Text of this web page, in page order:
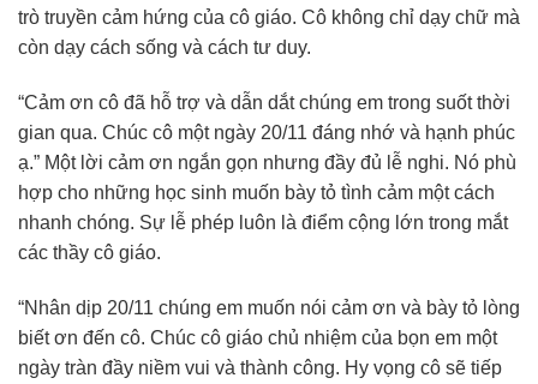
trò truyền cảm hứng của cô giáo. Cô không chỉ dạy chữ mà
còn dạy cách sống và cách tư duy.
“Cảm ơn cô đã hỗ trợ và dẫn dắt chúng em trong suốt thời
gian qua. Chúc cô một ngày 20/11 đáng nhớ và hạnh phúc
ạ.” Một lời cảm ơn ngắn gọn nhưng đầy đủ lễ nghi. Nó phù
hợp cho những học sinh muốn bày tỏ tình cảm một cách
nhanh chóng. Sự lễ phép luôn là điểm cộng lớn trong mắt
các thầy cô giáo.
“Nhân dịp 20/11 chúng em muốn nói cảm ơn và bày tỏ lòng
biết ơn đến cô. Chúc cô giáo chủ nhiệm của bọn em một
ngày tràn đầy niềm vui và thành công. Hy vọng cô sẽ tiếp